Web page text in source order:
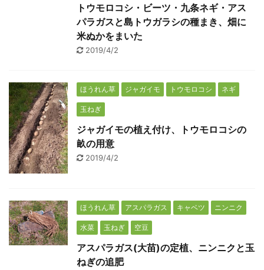
トウモロコシ・ビーツ・九条ネギ・アス
パラガスと島トウガラシの種まき、畑に
米ぬかをまいた
2019/4/2
ほうれん草 ジャガイモ トウモロコシ ネギ
玉ねぎ
ジャガイモの植え付け、トウモロコシの
畝の用意
2019/4/2
ほうれん草 アスパラガス キャベツ ニンニク
水菜 玉ねぎ 空豆
アスパラガス(大苗)の定植、ニンニクと玉
ねぎの追肥